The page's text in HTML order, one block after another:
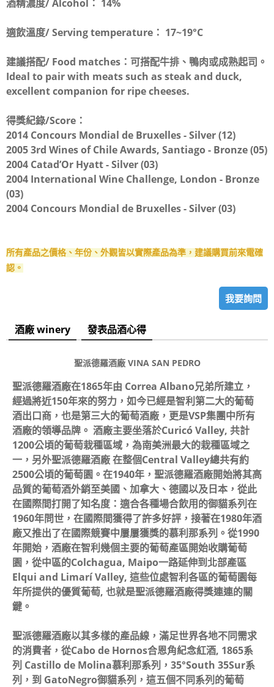
酒精濃度/ Alcohol： 14%
適飲溫度/ Serving temperature： 17~19°C
建議搭配/ Food matches： 可搭配牛排、鴨肉或成熟起司。
Ideal to pair with meats such as steak and duck,
excellent companion for ripe cheeses.
得獎紀錄/Score：
2014 Concours Mondial de Bruxelles - Silver (12)
2005 3rd Wines of Chile Awards, Santiago - Bronze (05)
2004 Catad’Or Hyatt - Silver (03)
2004 International Wine Challenge, London - Bronze
(03)
2004 Concours Mondial de Bruxelles - Silver (03)
所有產品之價格、年份、外觀皆以實際產品為準，建議購買前來電確
認。
我要詢問
酒廠 winery 發表品酒心得
聖派德羅酒廠 VINA SAN PEDRO
聖派德羅酒廠在1865年由 Correa Albano兄弟所建立，
經過將近150年來的努力，如今已經是智利第二大的葡萄
酒出口商，也是第三大的葡萄酒廠，更是VSP集團中所有
酒廠的領導品牌。 酒廠主要坐落於Curicó Valley, 共計
1200公頃的葡萄栽種區域，為南美洲最大的栽種區域之
一，另外聖派德羅酒廠 在整個Central Valley總共有約
2500公頃的葡萄園。在1940年，聖派德羅酒廠開始將其高
品質的葡萄酒外銷至美國、加拿大、德國以及日本，從此
在國際間打開了知名度：適合各種場合飲用的御貓系列在
1960年問世，在國際間獲得了許多好評，接著在1980年酒
廠又推出了在國際競賽中屢屢獲獎的慕利那系列。從1990
年開始，酒廠在智利幾個主要的葡萄產區開始收購葡萄
園，從中區的Colchagua, Maipo一路延伸到北部產區
Elqui and Limarí Valley, 這些位處智利各區的葡萄園每
年所提供的優質葡萄, 也就是聖派德羅酒廠得獎連連的關
鍵。
聖派德羅酒廠以其多樣的產品線，滿足世界各地不同需求
的消費者，從Cabo de Hornos合恩角紀念紅酒, 1865系
列 Castillo de Molina慕利那系列，35°South 35Sur系
列，到 GatoNegro御貓系列，這五個不同系列的葡萄